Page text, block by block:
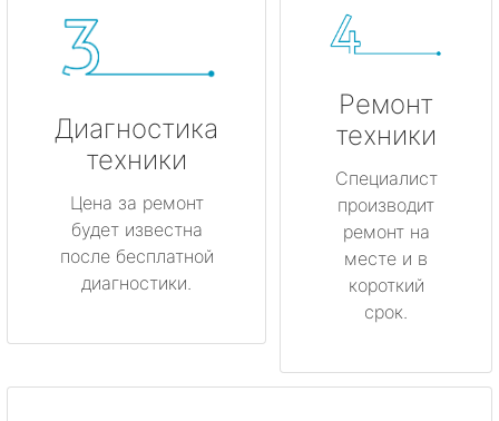
Диагностика
техники
Цена за ремонт
будет известна
после бесплатной
диагностики.
Ремонт
техники
Специалист
производит
ремонт на
месте и в
короткий
срок.